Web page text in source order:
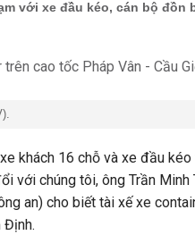
với xe đầu kéo, cán bộ đồn
khách 16 chỗ và xe đầu
với chúng tôi, ông Trần
an) cho biết tài xế xe
Định.